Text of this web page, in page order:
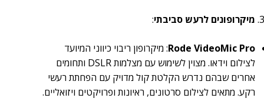
מיקרופונים לרעש סביבתי:
Rode VideoMic Pro: מיקרופון ריבוי כיווני המיועד
לצילום וידאו. מצוין לשימוש עם מצלמות DSLR ותחומים
אחרים שבהם נדרש הקלטת קול מדויק עם הפחתת רעשי
רקע. מתאים לצילום סרטונים, ראיונות ופרויקטים ויזואליים.